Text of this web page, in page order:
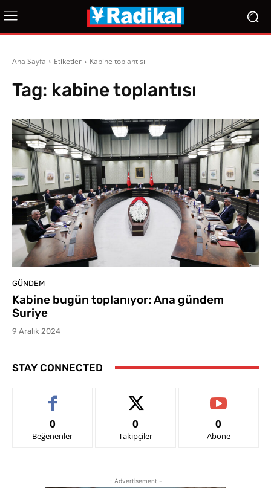
Ana Sayfa Etiketler Kabine toplantısı
Tag: kabine toplantısı
GÜNDEM
Kabine bugün toplanıyor: Ana gündem
Suriye
9 Aralık 2024
STAY CONNECTED
0
Beğenenler
0
Takipçiler
0
Abone
- Advertisement -